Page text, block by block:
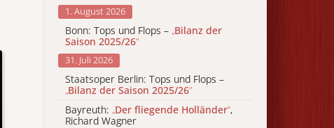
1. August 2026
Bonn: Tops und Flops – „Bilanz der
Saison 2025/26“
31. Juli 2026
Staatsoper Berlin: Tops und Flops –
„Bilanz der Saison 2025/26“
Bayreuth: „Der fliegende Holländer“,
Richard Wagner